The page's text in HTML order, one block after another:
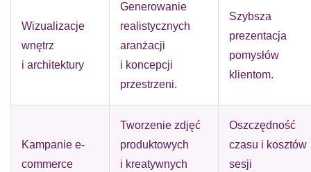
Wizualizacje
wnętrz
i architektury
Generowanie
realistycznych
aranżacji
i koncepcji
przestrzeni.
Szybsza
prezentacja
pomysłów
klientom.
Kampanie e-
commerce
Tworzenie zdjęć
produktowych
i kreatywnych
Oszczędność
czasu i kosztów
sesji